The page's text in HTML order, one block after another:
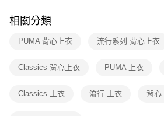
※ 交易是否成功請以「AFTEE先享後付 」之結
是否繳費成功／繳費後需取消欲退款等相關疑問
客戶支援中心」 https://
１．透過由恩沛科技股份有限公司提供之「
權轉讓予恩沛科技股份有限公司。
相關分類
PUMA 背心上衣 流行系列 背心上衣
Classics 背心上衣 PUMA 上衣
Classics 上衣 流行 上衣 背心